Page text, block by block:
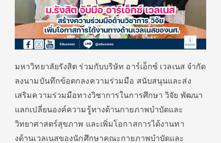
มหาวิทยาลัยรังสิต ร่วมกับบริษัท อาร์เอ็กซ์ เวลเนส จำกัด
ลงนามบันทึกข้อตกลงความร่วมมือ สนับสนุนและส่ง
เสริมความร่วมมือทางวิชาการในการศึกษา วิจัย พัฒนา
แลกเปลี่ยนองค์ความรู้ทางด้านกายภาพบำบัดและ
วิทยาศาสตร์สุขภาพ และเพิ่มโอกาสการได้งานทา
งด้านเวลเนสของนักศึกษาคณะกายภาพบำบัดและ